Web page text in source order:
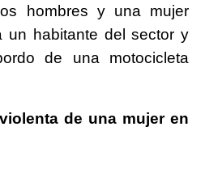
hombres y una mujer
un habitante del sector y
de una motocicleta
de una mujer en